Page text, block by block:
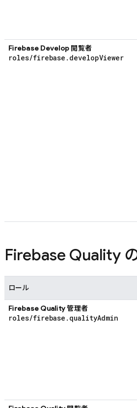
Firebase Develop 閲覧者
roles/firebase . developViewer
Firebase Quality
ロール
Firebase Quality 管理者
roles/firebase . qualityAdmin